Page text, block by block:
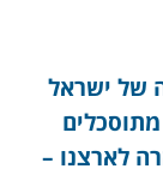
של ישראל
לארצנו –